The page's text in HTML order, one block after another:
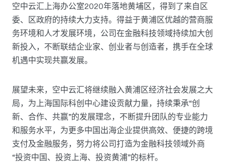
空中云汇上海办公室2020年落地黄埔区，得到了来自区
委、区政府的持续大力支持。得益于黄浦区优越的营商服
务环境和人才发展环境，公司在金融科技领域持续加大创
新投入，不断联结企业家、创业者与创造者，携手在全球
机遇中实现共赢发展。
展望未来，空中云汇将继续融入黄浦区经济社会发展之大
局，为上海国际科创中心建设贡献力量，持续秉承“创
新、合作、共赢”的发展理念，不断提升团队的专业能力
和服务水平，为更多中国出海企业提供高效、便捷的跨境
支付及金融服务，努力将公司打造为金融科技领域外商
“投资中国、投资上海、投资黄浦”的标杆。